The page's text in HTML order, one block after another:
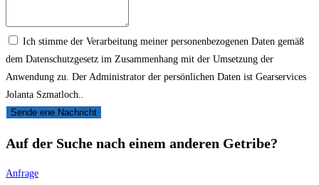
Ich stimme der Verarbeitung meiner personenbezogenen Daten gemäß
dem Datenschutzgesetz im Zusammenhang mit der Umsetzung der
Anwendung zu. Der Administrator der persönlichen Daten ist Gearservices
Jolanta Szmatloch..
Sende ene Nachricht
Auf der Suche nach einem anderen Getribe?
Anfrage